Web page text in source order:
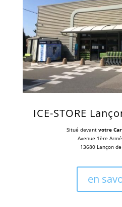
ICE-STORE
Situé devantvotre
Avenue 1ère
13680 Lançon
en